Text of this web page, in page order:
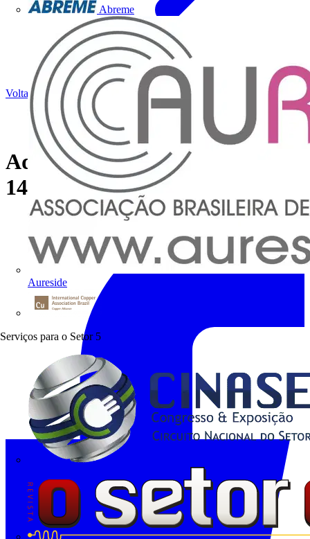
Abreme
Aureside
Serviços para o Setor 5
Voltar para Notícias
Adaptadores - ABNT NBR
14936